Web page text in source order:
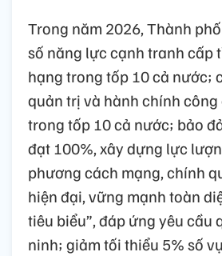
Trong năm 2026, Thành
số năng lực cạnh tranh cấp
hạng trong tốp 10 cả nước;
quản trị và hành chính công
trong tốp 10 cả nước; bảo
đạt 100%, xây dựng lực
phương cách mạng, chính
hiện đại, vững mạnh toàn
tiêu biểu”, đáp ứng yêu cầu
ninh; giảm tối thiểu 5% số